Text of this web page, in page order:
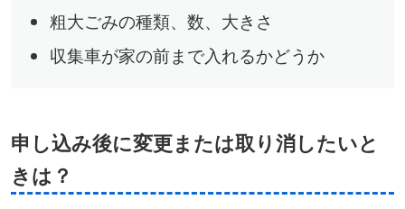
粗大ごみの種類、数、大きさ
収集車が家の前まで入れるかどうか
申し込み後に変更または取り消したいと
きは？